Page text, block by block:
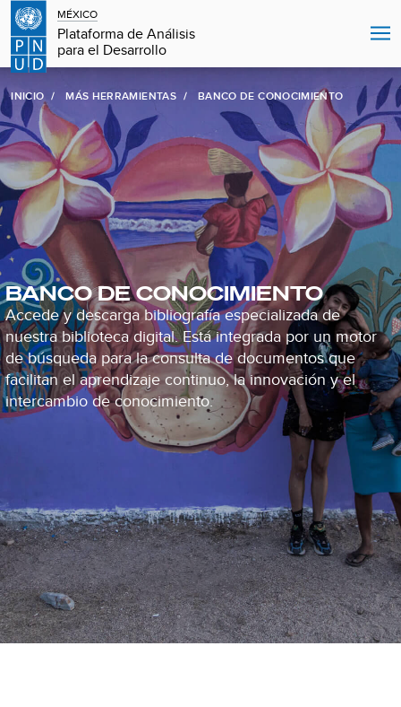
MÉXICO
Plataforma de Análisis
para el Desarrollo
INICIO MÁS HERRAMIENTAS BANCO DE CONOCIMIENTO
BANCO DE CONOCIMIENTO
Accede y descarga bibliografía especializada de
nuestra biblioteca digital. Está integrada por un motor
de búsqueda para la consulta de documentos que
facilitan el aprendizaje continuo, la innovación y el
intercambio de conocimiento.